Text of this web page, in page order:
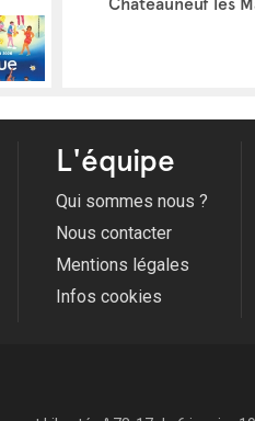
Châteauneuf les
L'équipe
Qui sommes nous ?
Nous contacter
Mentions légales
Infos cookies